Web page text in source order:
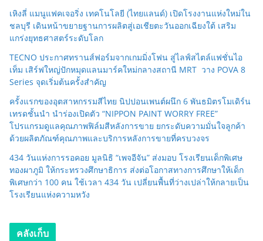
เหิงลี่ แมนูแฟคเจอริ่ง เทคโนโลยี (ไทยแลนด์) เปิดโรงงานแห่งใหม่ใน
ชลบุรี เดินหน้าขยายฐานการผลิตสู่เอเชียตะวันออกเฉียงใต้ เสริม
แกร่งยุทธศาสตร์ระดับโลก
TECNO ประกาศทรานส์ฟอร์มจากเกมมิ่งโฟน สู่ไลฟ์สไตล์แฟชั่นไอ
เท็ม เสิร์ฟใหญ่ปักหมุดแลนมาร์คใหม่กลางสถานี MRT วาง POVA 8
Series จุดเริ่มต้นครั้งสำคัญ
ครั้งแรกของอุตสาหกรรมสีไทย นิปปอนเพนต์ผนึก 6 พันธมิตรโมเดิร์น
เทรดชั้นนำ นำร่องเปิดตัว “NIPPON PAINT WORRY FREE”
โปรแกรมดูแลคุณภาพฟิล์มสีหลังการขาย ยกระดับความมั่นใจลูกค้า
ด้วยผลิตภัณฑ์คุณภาพและบริการหลังการขายที่ครบวงจร
434 วันแห่งการรอคอย มูลนิธิ “เพจอีจัน” ส่งมอบ โรงเรียนเด็กพิเศษ
ทองผาภูมิ ให้กระทรวงศึกษาธิการ ส่งต่อโอกาสทางการศึกษาให้เด็ก
พิเศษกว่า 100 คน ใช้เวลา 434 วัน เปลี่ยนพื้นที่ว่างเปล่าให้กลายเป็น
โรงเรียนแห่งความหวัง
คลังเก็บ